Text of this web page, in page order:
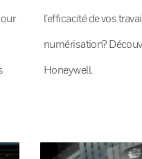
l’efficacité de vos
numérisation?
Honeywell.